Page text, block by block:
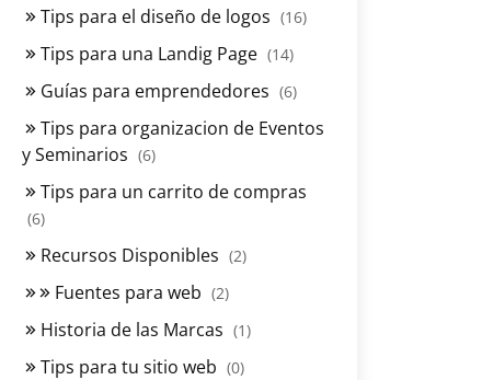
Tips para el diseño de logos (16)
Tips para una Landig Page (14)
Guías para emprendedores (6)
Tips para organizacion de Eventos
y Seminarios (6)
Tips para un carrito de compras
(6)
Recursos Disponibles (2)
Fuentes para web (2)
Historia de las Marcas (1)
Tips para tu sitio web (0)